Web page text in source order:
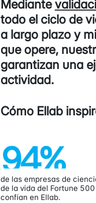
Mediante
todo el ciclo de
a largo plazo y
que opere,
garantizan una
actividad.
Cómo Ellab
94%
de las empresas de
de la vida del Fortune 500
confían en Ellab.